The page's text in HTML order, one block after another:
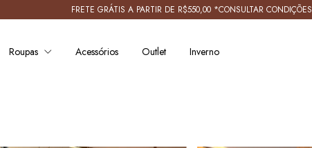
FRETE GRÁTIS A PARTIR DE R$550,00 *CONSULTAR CONDIÇÕES
Roupas Acessórios Outlet Inverno